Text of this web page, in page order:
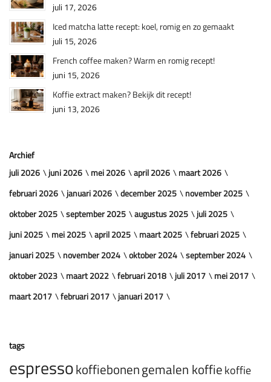
juli 17, 2026
Iced matcha latte recept: koel, romig en zo gemaakt
juli 15, 2026
French coffee maken? Warm en romig recept!
juni 15, 2026
Koffie extract maken? Bekijk dit recept!
juni 13, 2026
Archief
juli 2026
juni 2026 mei 2026 april 2026
maart 2026
februari 2026
januari 2026 december 2025
november 2025
oktober 2025
september 2025 augustus 2025
juli 2025
juni 2025
mei 2025 april 2025 maart 2025
februari 2025
januari 2025
november 2024 oktober 2024
september 2024
oktober 2023
maart 2022 februari 2018 juli 2017
mei 2017
maart 2017
februari 2017 januari 2017
tags
espressokoffiebonengemalen koffiekoffie